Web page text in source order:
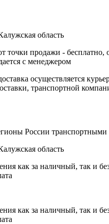
область
точки продажи - бесплатно,
с менеджером
осуществляется
транспортной
России
область
как за наличный, так и
как за наличный, так и